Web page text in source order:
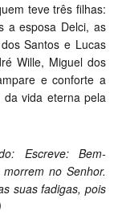
teve três filhas:
a esposa Delci, as
Santos e Lucas
Wille, Miguel dos
e conforte a
vida eterna pela
Escreve: Bem-
no Senhor.
suas fadigas, pois